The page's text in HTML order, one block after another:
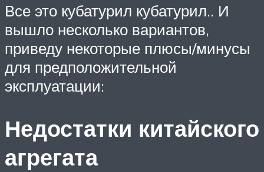
Все это кубатурил кубатурил.. И
вышло несколько вариантов,
приведу некоторые плюсы/минусы
для предположительной
эксплуатации:
Недостатки китайского
агрегата